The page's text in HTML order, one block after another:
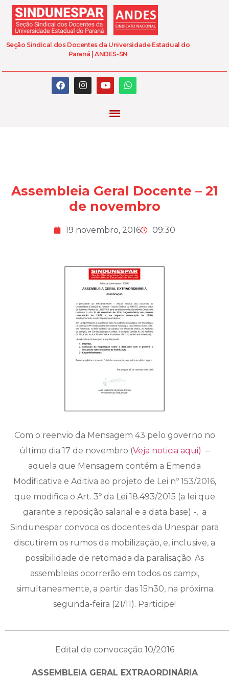
Seção Sindical dos Docentes da Universidade Estadual do
Paraná | ANDES-SN
Assembleia Geral Docente – 21
de novembro
19 novembro, 2016 09:30
Com o reenvio da Mensagem 43 pelo governo no
último dia 17 de novembro (Veja noticia aqui) –
aquela que Mensagem contém a Emenda
Modificativa e Aditiva ao projeto de Lei nº 153/2016,
que modifica o Art. 3º da Lei 18.493/2015 (a lei que
garante a reposição salarial e a data base) -, a
Sindunespar convoca os docentes da Unespar para
discutirem os rumos da mobilização, e, inclusive, a
possibilidade de retomada da paralisação. As
assembleias ocorrerão em todos os campi,
simultaneamente, a partir das 15h30, na próxima
segunda-feira (21/11). Participe!
Edital de convocação 10/2016
ASSEMBLEIA GERAL EXTRAORDINÁRIA